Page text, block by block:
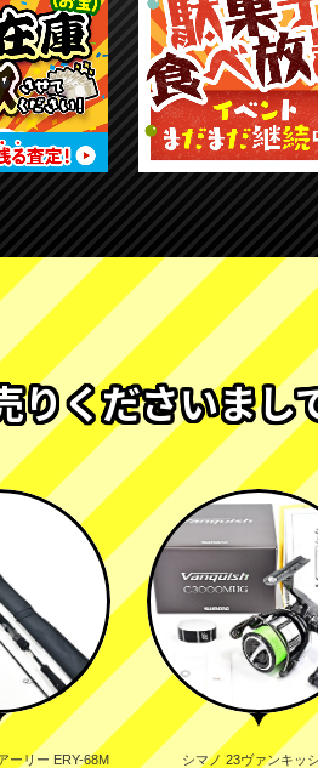
りくださいまし
ーリー ERY-68M
シマノ 23ヴァンキッ